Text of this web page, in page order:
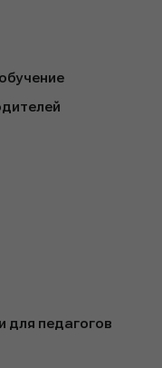
для педагогов